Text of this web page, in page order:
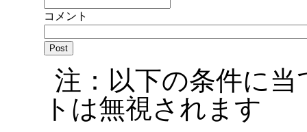
コメント
注：以下の条件に
トは無視されます